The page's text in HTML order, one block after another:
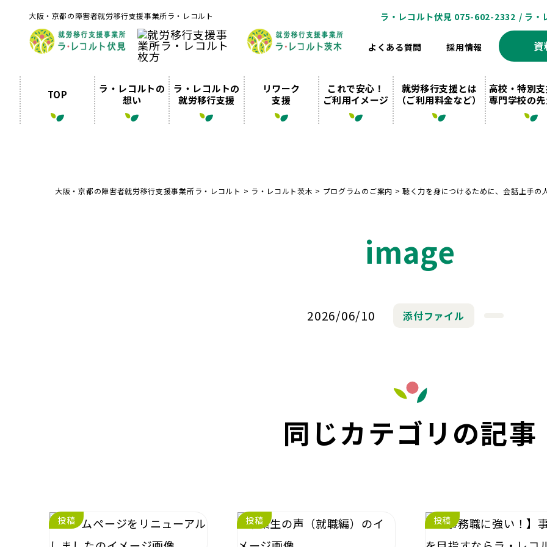
大阪・京都の障害者就労移行支援事業所ラ・レコルト ラ・レコルト伏見 075-602-2332 / ラ・
よくある質問 採用情報 資
TOP
ラ・レコルトの
想い
ラ・レコルトの
就労移行支援
リワーク
支援
これで安心！
ご利用イメージ
就労移行支援とは
（ご利用料金など）
高校・特別
専門学校の
大阪・京都の障害者就労移行支援事業所ラ・レコルト > ラ・レコルト茨木 > プログラムのご案内 >聴く力を身につけるために、会話上手の
image
2026/06/10 添付ファイル
同じカテゴリの記事
投稿 投稿 投稿